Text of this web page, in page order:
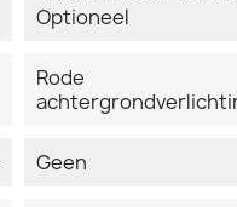
Optioneel
Rode
Geen